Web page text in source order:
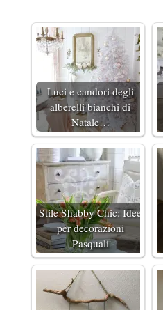
Luci e candori degli
alberelli bianchi di
Natale…
Stile Shabby Chic: Idee
per decorazioni
Pasquali